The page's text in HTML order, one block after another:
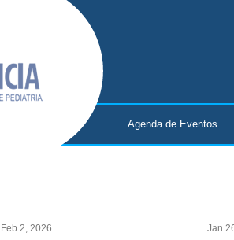
Agenda de Eventos
Feb 2, 2026 Jan